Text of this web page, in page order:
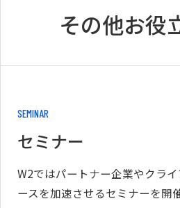
その他お役
SEMINAR
セミナー
W2ではパートナー企業やクラ
ースを加速させるセミナーを開